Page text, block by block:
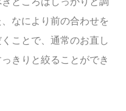
なにより前の合わせを
ことで、通常のお直し
きりと絞ることができ